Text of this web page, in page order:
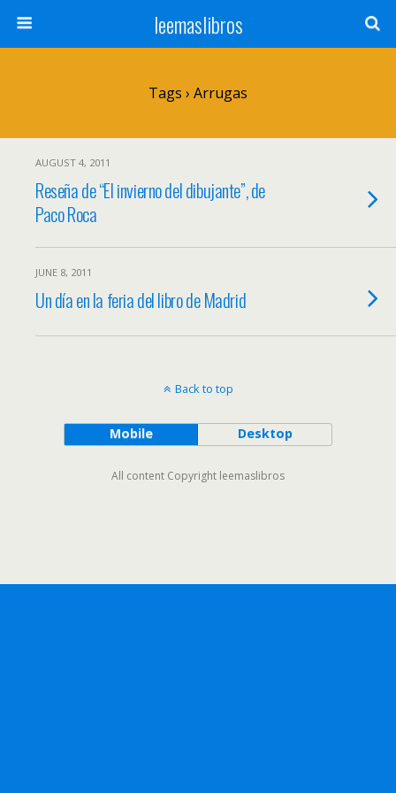
leemaslibros
Tags › Arrugas
AUGUST 4, 2011
Reseña de “El invierno del dibujante”, de
Paco Roca
JUNE 8, 2011
Un día en la feria del libro de Madrid
Back to top
Mobile Desktop
All content Copyright leemaslibros